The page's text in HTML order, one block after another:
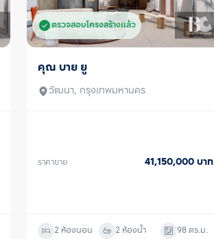
ตรวจสอบโครงสร้างแล้ว
ขาย
คุณ บาย ยู
วัฒนา, กรุงเทพมหานคร
ราคาขาย 41,150,000บาท
2 ห้องนอน 2 ห้องน้ำ 98 ตร.ม.